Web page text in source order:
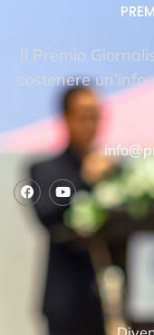
Il Premio
sostenere